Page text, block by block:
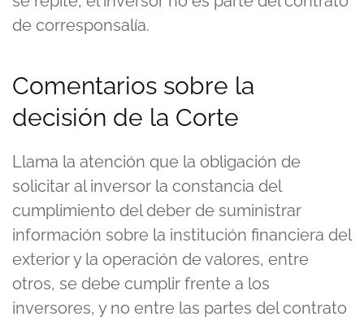
de corresponsalía.
Comentarios sobre la
decisión de la Corte
Llama la atención que la obligación de
solicitar al inversor la constancia del
cumplimiento del deber de suministrar
información sobre la institución financiera del
exterior y la operación de valores, entre
otros, se debe cumplir frente a los
inversores, y no entre las partes del contrato